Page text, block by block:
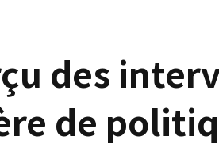
des
de